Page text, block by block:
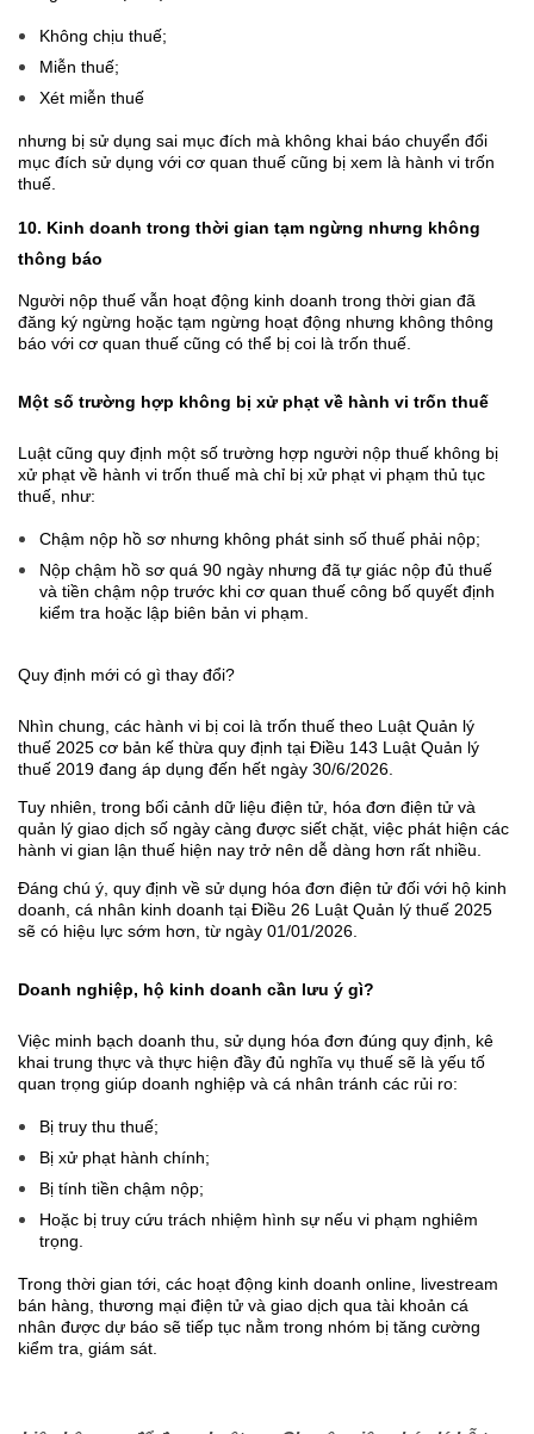
Không chịu thuế;
Miễn thuế;
Xét miễn thuế
nhưng bị sử dụng sai mục đích mà không khai báo chuyển đổi
mục đích sử dụng với cơ quan thuế cũng bị xem là hành vi trốn
thuế.
10. Kinh doanh trong thời gian tạm ngừng nhưng không
thông báo
Người nộp thuế vẫn hoạt động kinh doanh trong thời gian đã
đăng ký ngừng hoặc tạm ngừng hoạt động nhưng không thông
báo với cơ quan thuế cũng có thể bị coi là trốn thuế.
Một số trường hợp không bị xử phạt về hành vi trốn thuế
Luật cũng quy định một số trường hợp người nộp thuế không bị
xử phạt về hành vi trốn thuế mà chỉ bị xử phạt vi phạm thủ tục
thuế, như:
Chậm nộp hồ sơ nhưng không phát sinh số thuế phải nộp;
Nộp chậm hồ sơ quá 90 ngày nhưng đã tự giác nộp đủ thuế
và tiền chậm nộp trước khi cơ quan thuế công bố quyết định
kiểm tra hoặc lập biên bản vi phạm.
Quy định mới có gì thay đổi?
Nhìn chung, các hành vi bị coi là trốn thuế theo Luật Quản lý
thuế 2025 cơ bản kế thừa quy định tại Điều 143 Luật Quản lý
thuế 2019 đang áp dụng đến hết ngày 30/6/2026.
Tuy nhiên, trong bối cảnh dữ liệu điện tử, hóa đơn điện tử và
quản lý giao dịch số ngày càng được siết chặt, việc phát hiện các
hành vi gian lận thuế hiện nay trở nên dễ dàng hơn rất nhiều.
Đáng chú ý, quy định về sử dụng hóa đơn điện tử đối với hộ kinh
doanh, cá nhân kinh doanh tại Điều 26 Luật Quản lý thuế 2025
sẽ có hiệu lực sớm hơn, từ ngày 01/01/2026.
Doanh nghiệp, hộ kinh doanh cần lưu ý gì?
Việc minh bạch doanh thu, sử dụng hóa đơn đúng quy định, kê
khai trung thực và thực hiện đầy đủ nghĩa vụ thuế sẽ là yếu tố
quan trọng giúp doanh nghiệp và cá nhân tránh các rủi ro:
Bị truy thu thuế;
Bị xử phạt hành chính;
Bị tính tiền chậm nộp;
Hoặc bị truy cứu trách nhiệm hình sự nếu vi phạm nghiêm
trọng.
Trong thời gian tới, các hoạt động kinh doanh online, livestream
bán hàng, thương mại điện tử và giao dịch qua tài khoản cá
nhân được dự báo sẽ tiếp tục nằm trong nhóm bị tăng cường
kiểm tra, giám sát.